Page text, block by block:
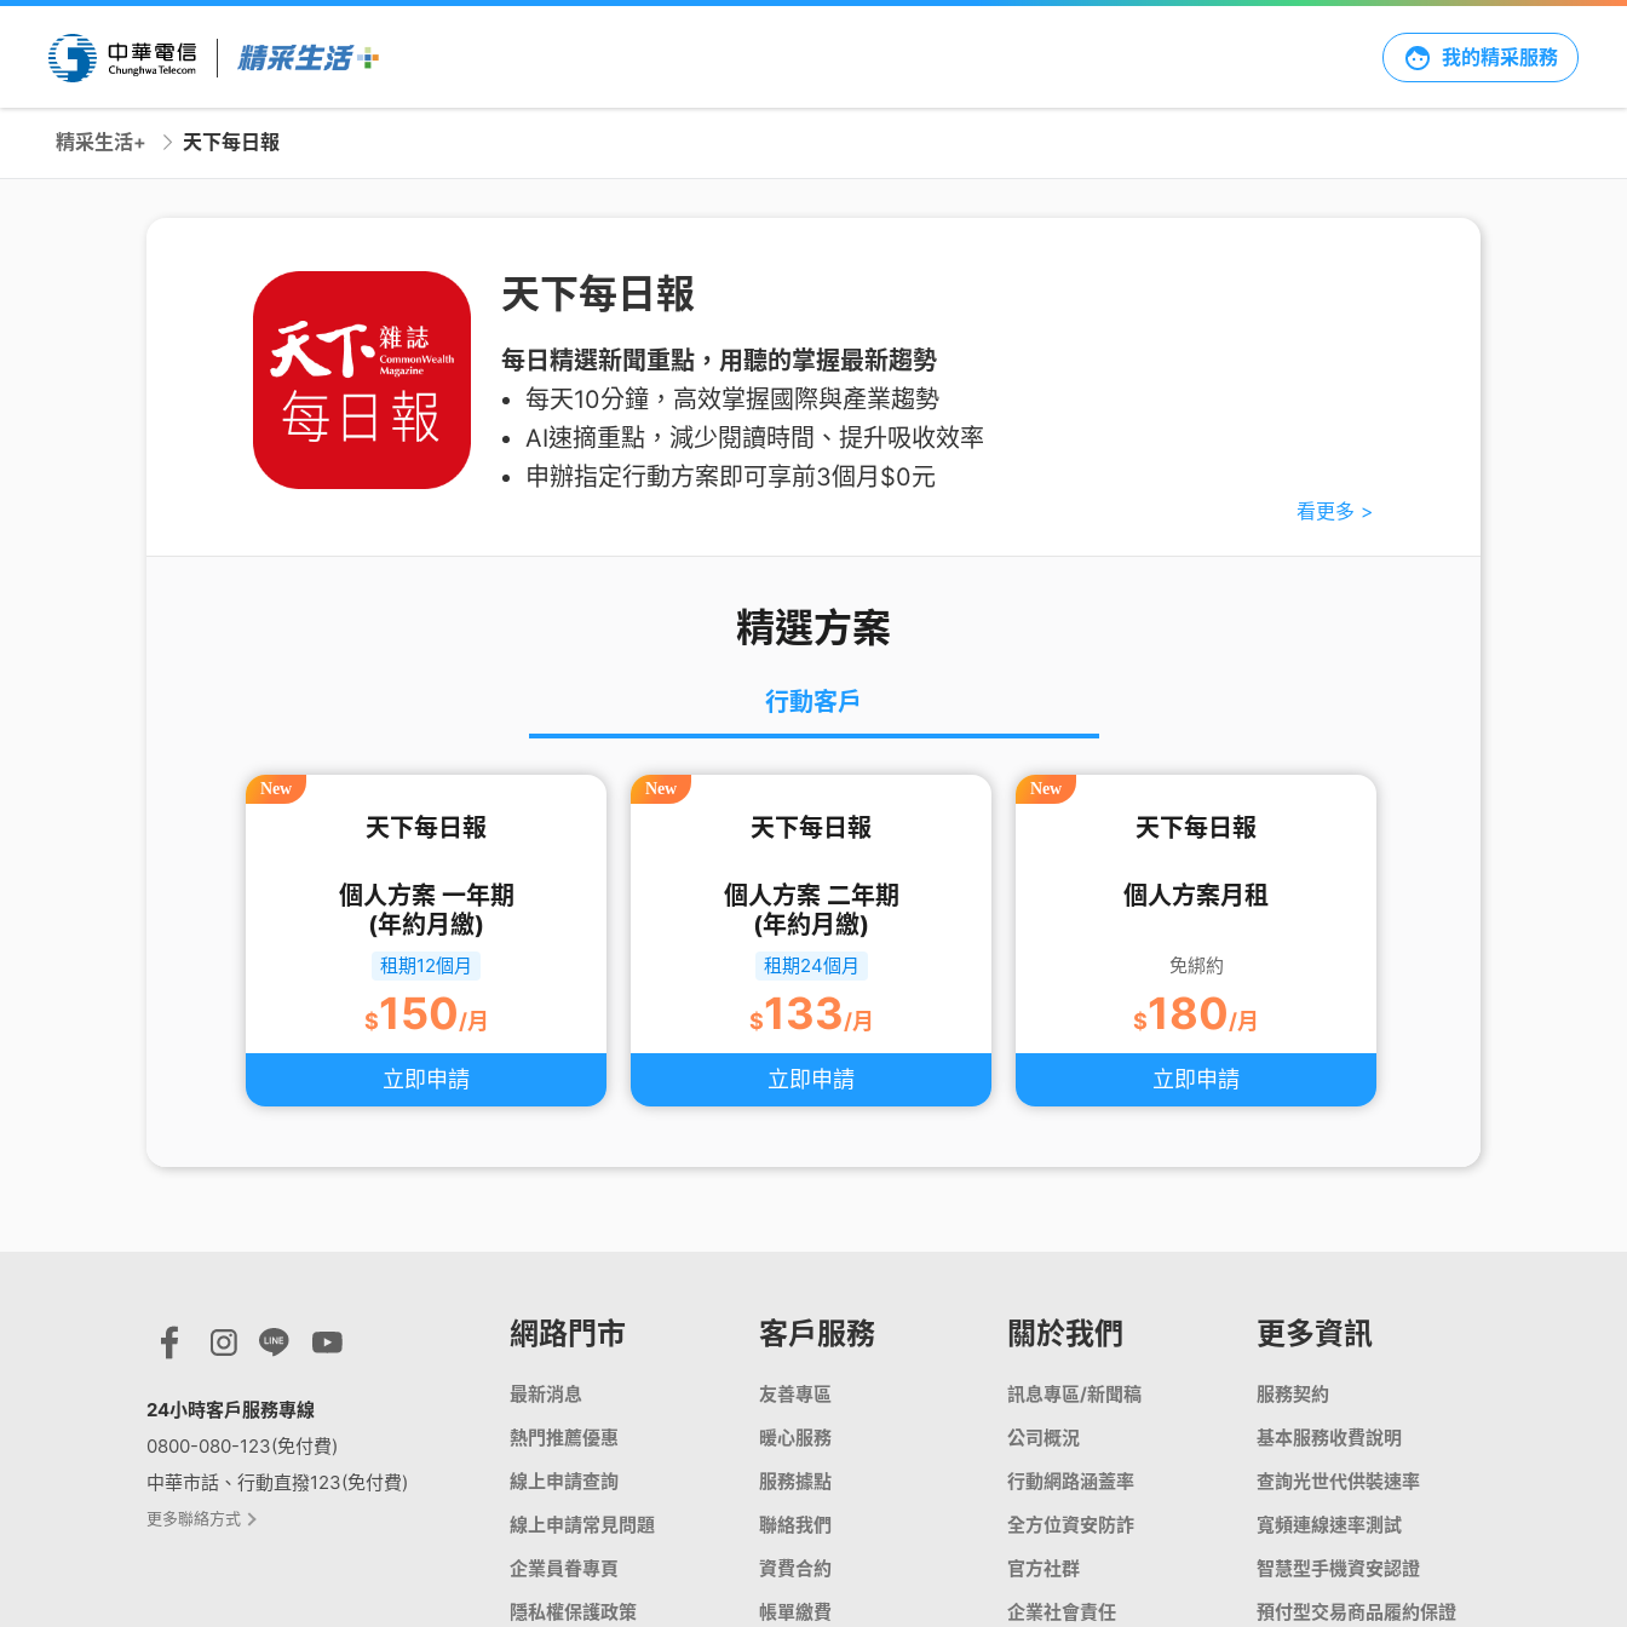
我的精采服務
精采生活+ 天下每日報
天下每日報
每日精選新聞重點，用聽的掌握最新趨勢
每天10分鐘，高效掌握國際與產業趨勢
AI速摘重點，減少閱讀時間、提升吸收效率
申辦指定行動方案即可享前3個月$0元
看更多 >
精選方案
行動客戶
New
天下每日報
個人方案 一年期
(年約月繳)
租期12個月
$150/月
立即申請
New
天下每日報
個人方案 二年期
(年約月繳)
租期24個月
$133/月
立即申請
New
天下每日報
個人方案月租
免綁約
$180/月
立即申請
24小時客戶服務專線
0800-080-123(免付費)
中華市話、行動直撥123(免付費)
更多聯絡方式
網路門市
最新消息
熱門推薦優惠
線上申請查詢
線上申請常見問題
企業員眷專頁
隱私權保護政策
客戶服務
友善專區
暖心服務
服務據點
聯絡我們
資費合約
帳單繳費
關於我們
訊息專區/新聞稿
公司概況
行動網路涵蓋率
全方位資安防詐
官方社群
企業社會責任
更多資訊
服務契約
基本服務收費說明
查詢光世代供裝速率
寬頻連線速率測試
智慧型手機資安認證
預付型交易商品履約保證